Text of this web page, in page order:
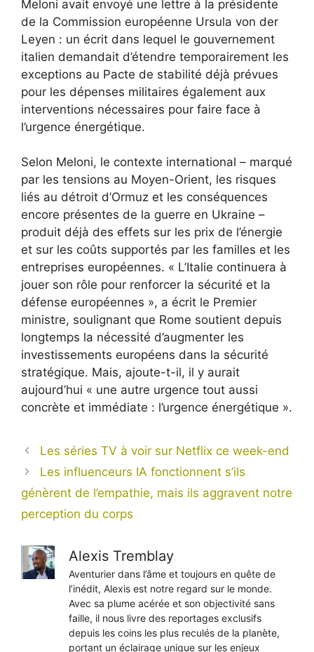
Meloni avait envoyé une lettre à la présidente
de la Commission européenne Ursula von der
Leyen : un écrit dans lequel le gouvernement
italien demandait d’étendre temporairement les
exceptions au Pacte de stabilité déjà prévues
pour les dépenses militaires également aux
interventions nécessaires pour faire face à
l’urgence énergétique.
Selon Meloni, le contexte international – marqué
par les tensions au Moyen-Orient, les risques
liés au détroit d’Ormuz et les conséquences
encore présentes de la guerre en Ukraine –
produit déjà des effets sur les prix de l’énergie
et sur les coûts supportés par les familles et les
entreprises européennes. « L’Italie continuera à
jouer son rôle pour renforcer la sécurité et la
défense européennes », a écrit le Premier
ministre, soulignant que Rome soutient depuis
longtemps la nécessité d’augmenter les
investissements européens dans la sécurité
stratégique. Mais, ajoute-t-il, il y aurait
aujourd’hui « une autre urgence tout aussi
concrète et immédiate : l’urgence énergétique ».
Les séries TV à voir sur Netflix ce week-end
Les influenceurs IA fonctionnent s’ils
génèrent de l’empathie, mais ils aggravent notre
perception du corps
Alexis Tremblay
Aventurier dans l’âme et toujours en quête de
l’inédit, Alexis est notre regard sur le monde.
Avec sa plume acérée et son objectivité sans
faille, il nous livre des reportages exclusifs
depuis les coins les plus reculés de la planète,
portant un éclairage unique sur les enjeux